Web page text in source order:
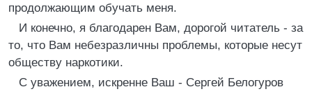
продолжающим обучать меня.
И конечно, я благодарен Вам, дорогой читатель - за
то, что Вам небезразличны проблемы, которые несут
обществу наркотики.
С уважением, искренне Ваш - Сергей Белогуров